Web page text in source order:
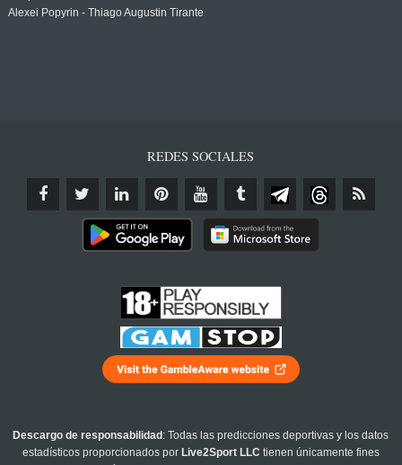
Alexei Popyrin - Thiago Augustin Tirante
REDES SOCIALES
Descargo de responsabilidad : Todas las predicciones deportivas y los datos
estadísticos proporcionados por Live2Sport LLC tienen únicamente fines